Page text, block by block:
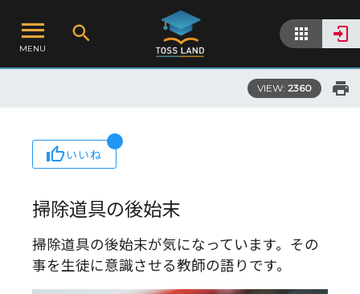
MENU
VIEW: 2360
いいね
掃除道具の後始末
掃除道具の後始末が気になっています。その
事を生徒に意識させる教師の語りです。